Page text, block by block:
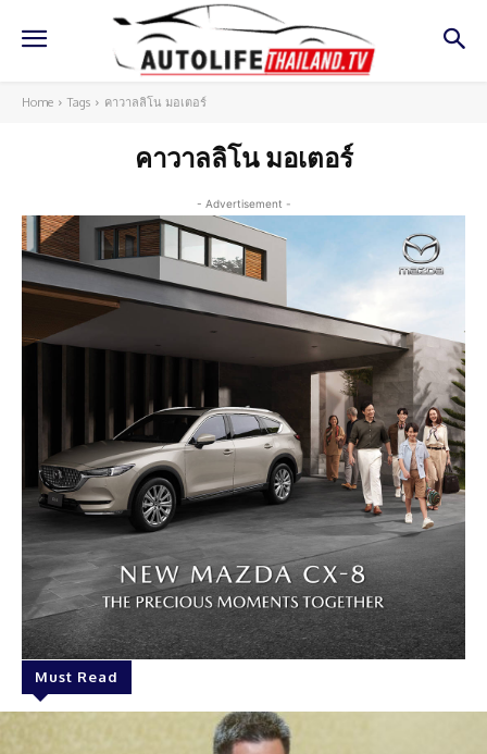
Home Tags คาวาลลิโน มอเตอร์
คาวาลลิโน มอเตอร์
- Advertisement -
Must Read